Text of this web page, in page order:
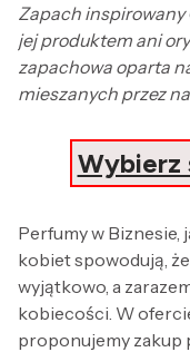
Zapach inspirowany
jej produktem ani
zapachowa oparta
mieszanych przez
Wybierz
Perfumy w Biznesie,
kobiet spowodują,
wyjątkowo, a
kobiecości. W
proponujemy zakup